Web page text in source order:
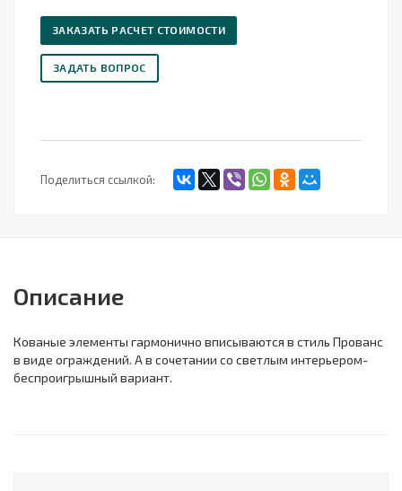
ЗАКАЗАТЬ РАСЧЕТ СТОИМОСТИ
ЗАДАТЬ ВОПРОС
Поделиться ссылкой:
Описание
Кованые элементы гармонично вписываются в стиль Прованс
в виде ограждений. А в сочетании со светлым интерьером-
беспроигрышный вариант.